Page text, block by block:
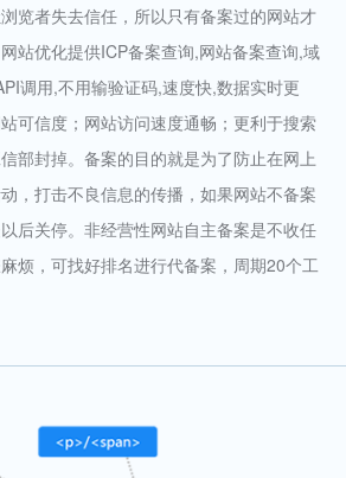
览者失去信任，所以只有备案过的网站才
站优化提供ICP备案查询,网站备案查询,域
调用,不用输验证码,速度快,数据实时更
可信度；网站访问速度通畅；更利于搜索
部封掉。备案的目的就是为了防止在网上
，打击不良信息的传播，如果网站不备案
后关停。非经营性网站自主备案是不收任
烦，可找好排名进行代备案，周期20个工